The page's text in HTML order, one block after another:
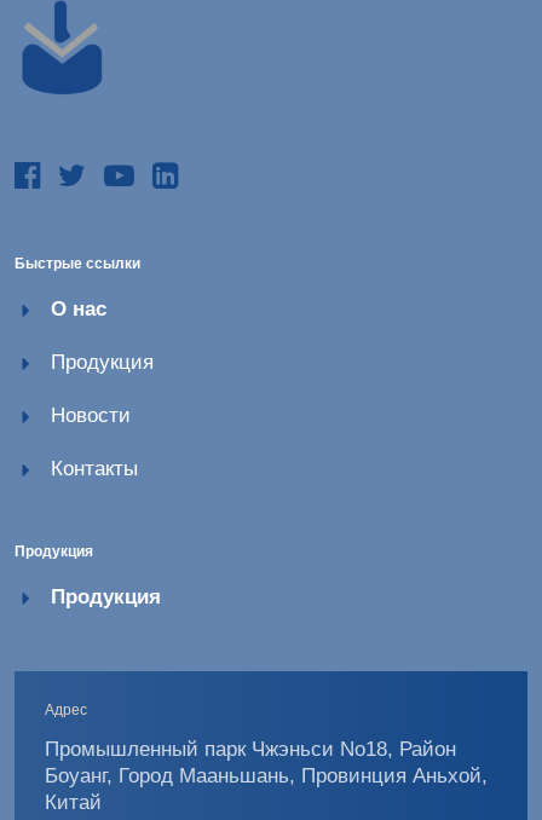
Быстрые ссылки
О нас
Продукция
Новости
Контакты
Продукция
Продукция
Адрес
Промышленный парк Чжэньси No18, Район
Боуанг, Город Мааньшань, Провинция Аньхой,
Китай